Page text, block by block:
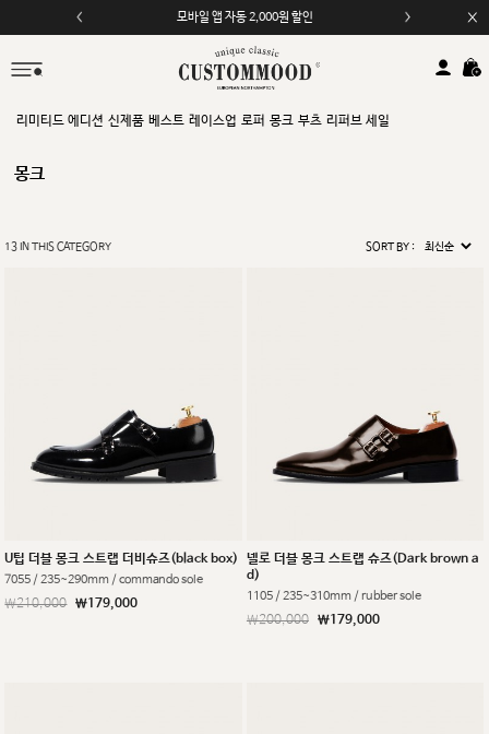
모바일 앱 자동 2,000원 할인
리미티드 에디션 신제품 베스트 레이스업 로퍼 몽크 부츠 리퍼브 세일
몽크
SORT BY :
13IN THIS CATEGORY
U팁 더블 몽크 스트랩 더비슈즈(black box)
7055 / 235~290mm / commando sole
￦210,000 ￦179,000
넬로 더블 몽크 스트랩 슈즈(Dark brown a
d)
1105 / 235~310mm / rubber sole
￦200,000 ￦179,000